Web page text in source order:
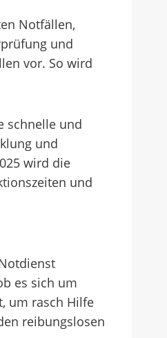
Notfällen,
und
vor. So wird
schnelle und
und
wird die
und
es sich um
um rasch Hilfe
reibungslosen